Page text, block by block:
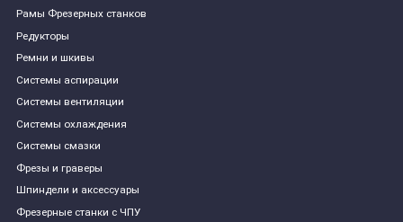
Рамы Фрезерных станков
Редукторы
Ремни и шкивы
Системы аспирации
Системы вентиляции
Системы охлаждения
Системы смазки
Фрезы и граверы
Шпиндели и аксессуары
Фрезерные станки с ЧПУ